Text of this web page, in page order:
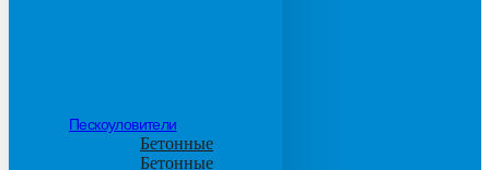
Пескоуловители
Бетонные
Бетонные